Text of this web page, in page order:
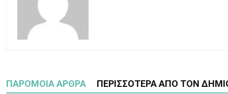
ΠΑΡΟΜΟΙΑ ΑΡΘΡΑ ΠΕΡΙΣΣΟΤΕΡΑ ΑΠΟ ΤΟΝ